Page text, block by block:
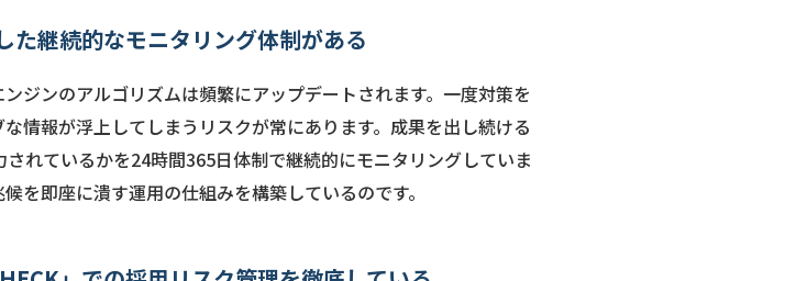
た継続的なモニタリング体制がある
ジンのアルゴリズムは頻繁にアップデートされます。一度対策を
情報が浮上してしまうリスクが常にあります。成果を出し続ける
れているかを24時間365日体制で継続的にモニタリングしていま
を即座に潰す運用の仕組みを構築しているのです。